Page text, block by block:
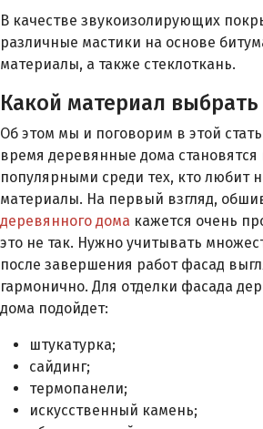
В качестве звукоизолирующих
различные мастики на основе
материалы, а также стеклоткань.
Какой материал
Об этом мы и поговорим в этой
время деревянные дома становятся
популярными среди тех, кто любит
материалы. На первый взгляд,
деревянного дома кажется очень
это не так. Нужно учитывать
после завершения работ фасад
гармонично. Для отделки фасада
дома подойдет:
штукатурка;
сайдинг;
термопанели;
искусственный камень;